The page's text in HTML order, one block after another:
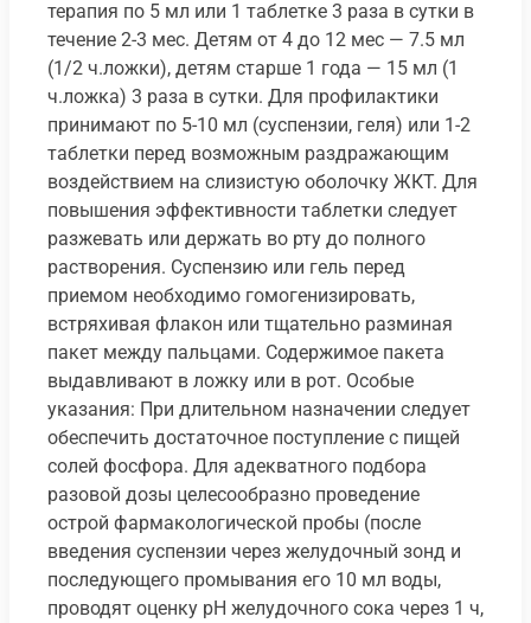
терапия по 5 мл или 1 таблетке 3 раза в сутки в
течение 2-3 мес. Детям от 4 до 12 мес — 7.5 мл
(1/2 ч.ложки), детям старше 1 года — 15 мл (1
ч.ложка) 3 раза в сутки. Для профилактики
принимают по 5-10 мл (суспензии, геля) или 1-2
таблетки перед возможным раздражающим
воздействием на слизистую оболочку ЖКТ. Для
повышения эффективности таблетки следует
разжевать или держать во рту до полного
растворения. Суспензию или гель перед
приемом необходимо гомогенизировать,
встряхивая флакон или тщательно разминая
пакет между пальцами. Содержимое пакета
выдавливают в ложку или в рот. Особые
указания: При длительном назначении следует
обеспечить достаточное поступление с пищей
солей фосфора. Для адекватного подбора
разовой дозы целесообразно проведение
острой фармакологической пробы (после
введения суспензии через желудочный зонд и
последующего промывания его 10 мл воды,
проводят оценку pH желудочного сока через 1 ч,